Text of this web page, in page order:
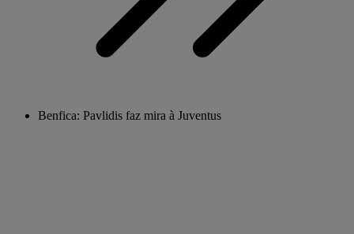
Benfica: Pavlidis faz mira à Juventus